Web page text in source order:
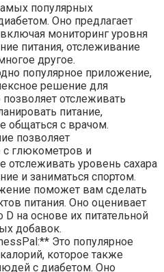
популярных
Оно предлагает
мониторинг уровня
питания, отслеживание
другое.
популярное приложение,
решение для
отслеживать
питание,
общаться с врачом.
позволяет
с глюкометров и
отслеживать уровень сахара
и заниматься спортом.
поможет вам сделать
питания. Оно оценивает
на основе их питательной
добавок.
Это популярное
которое также
с диабетом. Оно